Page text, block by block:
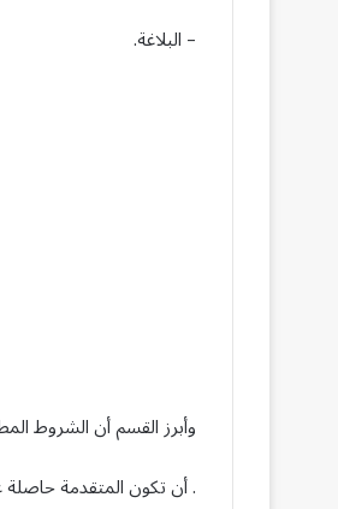
– البلاغة.
وأبرز القسم أن الشروط
. أن تكون المتقدمة حاصلة